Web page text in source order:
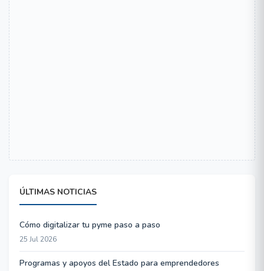
ÚLTIMAS NOTICIAS
Cómo digitalizar tu pyme paso a paso
25 Jul 2026
Programas y apoyos del Estado para emprendedores